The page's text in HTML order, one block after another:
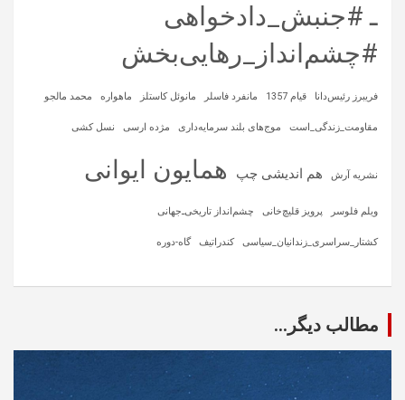
ـ #جنبش_دادخواهی
#چشم‌انداز_رهایی‌بخش
فریبرز رئیس‌دانا قیام 1357 مانفرد فاسلر مانوئل کاستلز ماهواره‌ محمد مالجو
مقاومت_زندگی_است موج‌های بلند سرمایه‌داری مژده ارسی نسل کشی
نشریه آرش هم اندیشی چپ همایون ایوانی
ویلم فلوسر پرویز قلیچ‌خانی چشم‌انداز تاریخی‌ـ‌جهانی
کشتار_سراسری_زندانیان_سیاسی کندراتیف گاه-دوره
مطالب دیگر...